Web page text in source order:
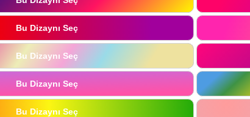
Bu Dizaynı Seç
Bu Dizaynı Seç
Bu Dizaynı Seç
Bu Dizaynı Seç